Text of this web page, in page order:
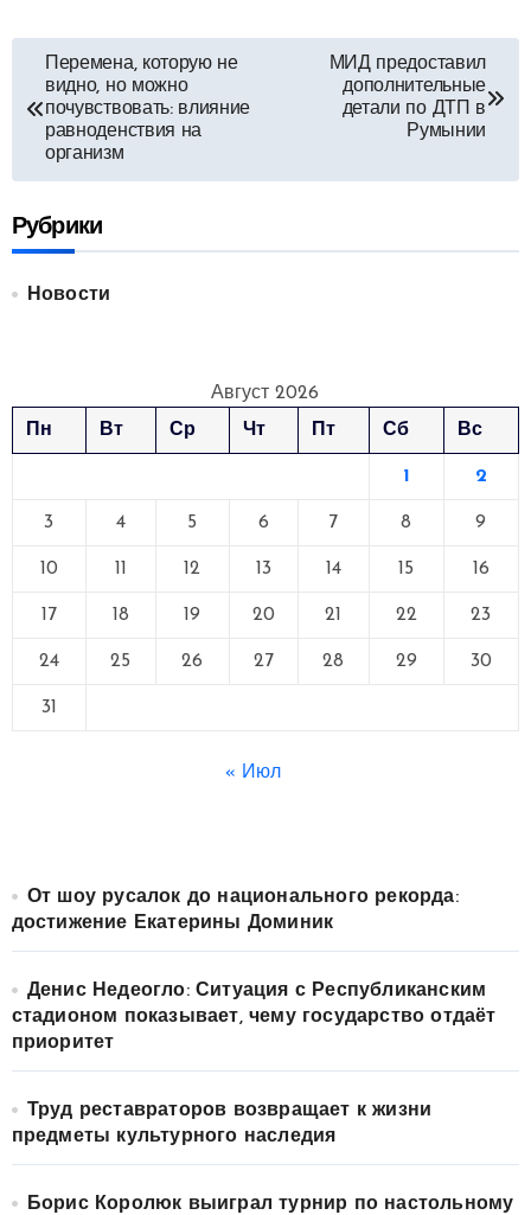
Навигация
по
записям
Перемена, которую не
видно, но можно
почувствовать: влияние
равноденствия на
организм
МИД предоставил
дополнительные
детали по ДТП в
Румынии
Рубрики
Новости
Август 2026
Пн
Вт Ср Чт Пт Сб Вс
1 2
3 4 5 6 7 8 9
10 11 12 13 14 15 16
17 18 19 20 21 22 23
24 25 26 27 28 29 30
31
« Июл
От шоу русалок до национального рекорда:
достижение Екатерины Доминик
Денис Недеогло: Ситуация с Республиканским
стадионом показывает, чему государство отдаёт
приоритет
Труд реставраторов возвращает к жизни
предметы культурного наследия
Борис Королюк выиграл турнир по настольному